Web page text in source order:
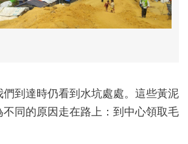
到達時仍看到水坑處處。這些黃泥
同的原因走在路上：到中心領取毛